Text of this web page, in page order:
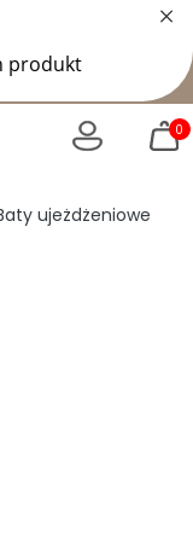
wysyłki
×
0
ujeżdżeniowe